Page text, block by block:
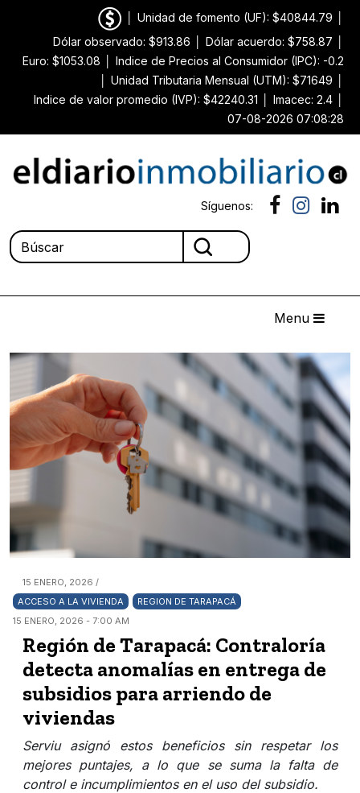
Unidad de fomento (UF): $40844.79
Dólar observado: $913.86
Dólar acuerdo: $758.87
Euro: $1053.08
Indice de Precios al Consumidor (IPC): -0.2
Unidad Tributaria Mensual (UTM): $71649
Indice de valor promedio (IVP): $42240.31
Imacec: 2.4
07-08-2026 07:08:28
Síguenos:
Menu
15 ENERO, 2026 /
ACCESO A LA VIVIENDA
REGION DE TARAPACÁ
15 ENERO, 2026 - 7:00 AM
Región de Tarapacá: Contraloría
detecta anomalías en entrega de
subsidios para arriendo de
viviendas
Serviu asignó estos beneficios sin respetar los
mejores puntajes, a lo que se suma la falta de
control e incumplimientos en el uso del subsidio.